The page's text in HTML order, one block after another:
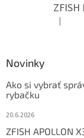
|
Novinky
Ako si vybrať
rybačku
20.6.2026
ZFISH APOLLON